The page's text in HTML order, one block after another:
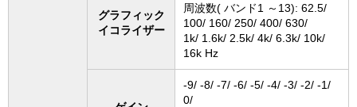
グラフィック
イコライザー
周波数( バンド1 ～13): 62.5/
100/ 160/ 250/ 400/ 630/
1k/ 1.6k/ 2.5k/ 4k/ 6.3k/ 10k/
16k Hz
-9/ -8/ -7/ -6/ -5/ -4/ -3/ -2/ -1/
0/